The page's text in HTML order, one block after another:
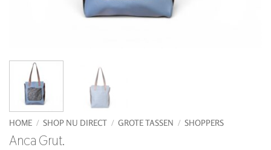
HOME / SHOP NU DIRECT / GROTE TASSEN / SHOPPERS
Anca Grut.